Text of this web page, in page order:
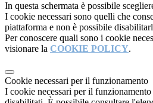
In questa schermata è possibile
I cookie necessari sono quelli che
piattaforma e non è possibile
Per conoscere quali sono i cookie
visionare la COOKIE POLICY.
Cookie necessari per il funzionamento
I cookie necessari per il funzionamento